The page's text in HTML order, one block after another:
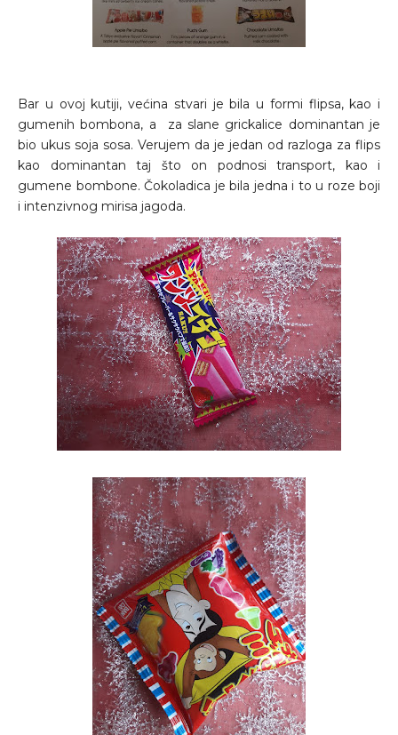
Bar u ovoj kutiji, većina stvari je bila u formi flipsa, kao i
gumenih bombona, a za slane grickalice dominantan je
bio ukus soja sosa. Verujem da je jedan od razloga za flips
kao dominantan taj što on podnosi transport, kao i
gumene bombone. Čokoladica je bila jedna i to u roze boji
i intenzivnog mirisa jagoda.